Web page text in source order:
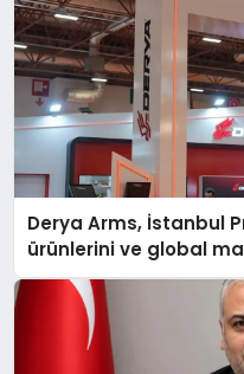
Derya Arms, İstanbul
ürünlerini ve global